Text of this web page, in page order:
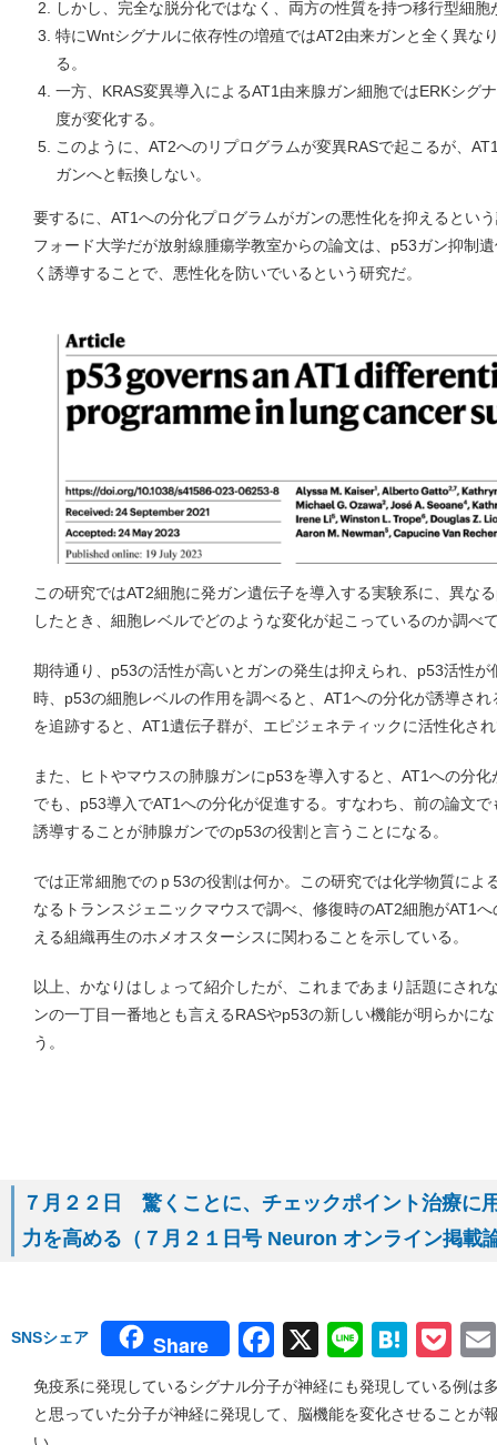
しかし、完全な脱分化ではなく、両方の性質を持つ移行型細胞
特にWntシグナルに依存性の増殖ではAT2由来ガンと全く異な
る。
一方、KRAS変異導入によるAT1由来腺ガン細胞ではERKシグ
度が変化する。
このように、AT2へのリプログラムが変異RASで起こるが、
ガンへと転換しない。
要するに、AT1への分化プログラムがガンの悪性化を抑えるとい
フォード大学だが放射線腫瘍学教室からの論文は、p53ガン抑制
く誘導することで、悪性化を防いでいるという研究だ。
この研究ではAT2細胞に発ガン遺伝子を導入する実験系に、異な
したとき、細胞レベルでどのような変化が起こっているのか調べ
期待通り、p53の活性が高いとガンの発生は抑えられ、p53活性
時、p53の細胞レベルの作用を調べると、AT1への分化が誘導さ
を追跡すると、AT1遺伝子群が、エピジェネティックに活性化さ
また、ヒトやマウスの肺腺ガンにp53を導入すると、AT1への分
でも、p53導入でAT1への分化が促進する。すなわち、前の論文
誘導することが肺腺ガンでのp53の役割と言うことになる。
では正常細胞でのｐ53の役割は何か。この研究では化学物質によ
なるトランスジェニックマウスで調べ、修復時のAT2細胞がAT1
える組織再生のホメオスターシスに関わることを示している。
以上、かなりはしょって紹介したが、これまであまり話題にされ
ンの一丁目一番地とも言えるRASやp53の新しい機能が明らかに
う。
７月２２日 驚くことに、チェックポイント治療に
力を高める（７月２１日号 Neuron オンライン掲載
SNSシェア Share Facebook
X Line
免疫系に発現しているシグナル分子が神経にも発現している例は
と思っていた分子が神経に発現して、脳機能を変化させることが